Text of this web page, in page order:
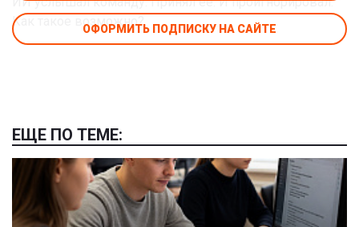
Как такое возможно?ОФОРМИТЬ ПОДПИСКУ НА САЙТЕ
ЕЩЕ ПО ТЕМЕ: